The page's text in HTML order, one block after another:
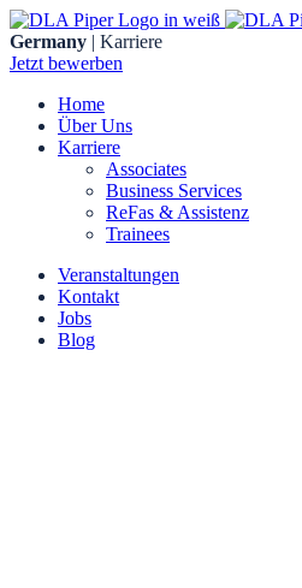
Skip
to
content
Germany | Karriere
Jetzt bewerben
Home
Über Uns
Karriere
Associates
Business Services
ReFas & Assistenz
Trainees
Veranstaltungen
Kontakt
Jobs
Blog